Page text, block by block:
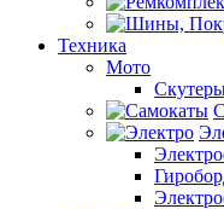
Техника
Мото